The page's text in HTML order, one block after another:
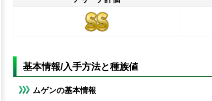
基本情報/入手方法と種族値
ムゲンの基本情報